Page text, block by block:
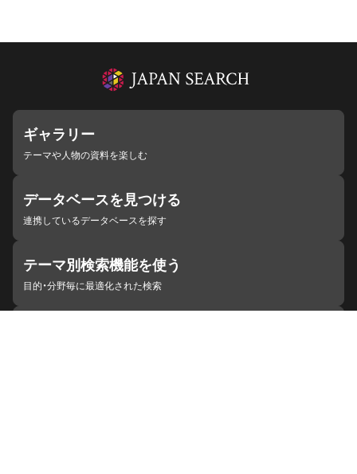
ギャラリー
テーマや人物の資料を楽しむ
データベースを見つける
連携しているデータベースを探す
テーマ別検索機能を使う
目的・分野毎に最適化された検索